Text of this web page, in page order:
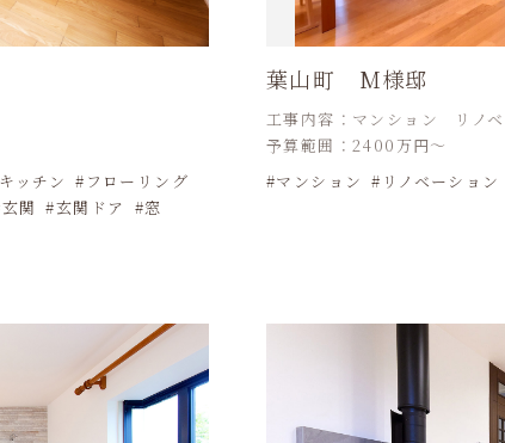
キッチン
フローリング
玄関 玄関ドア
窓
葉山町 M様邸
工事内容：マンション リノ
予算範囲：2400万円～
マンション
リノベーション